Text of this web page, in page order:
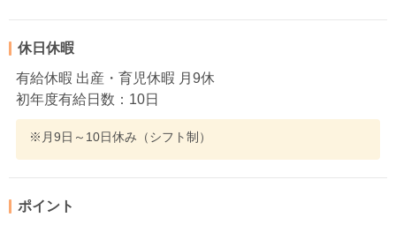
休日休暇
有給休暇 出産・育児休暇 月9休
初年度有給日数：10日
※月9日～10日休み（シフト制）
ポイント